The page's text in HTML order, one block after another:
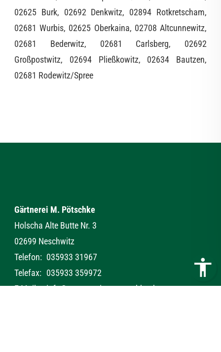
02625 Burk, 02692 Denkwitz, 02894 Rotkretscham,
02681 Wurbis, 02625 Oberkaina, 02708 Altcunnewitz,
02681 Bederwitz, 02681 Carlsberg, 02692
Großpostwitz, 02694 Pließkowitz, 02634 Bautzen,
02681 Rodewitz/Spree
Gärtnerei M. Pötschke
Holscha Alte Butte Nr. 3
02699 Neschwitz
Telefon: 035933 31967
Telefax: 035933 359972
E-Mail:
info@gaertnerei-m-poetschke.de